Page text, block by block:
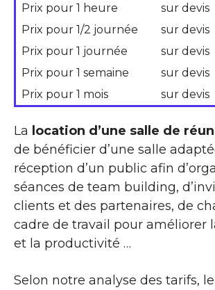
Prix pour 1 heure
sur devis
Prix pour 1/2 journée
sur devis
Prix pour 1 journée
sur devis
Prix pour 1 semaine
sur devis
Prix pour 1 mois
sur devis
La location d’une salle de
de bénéficier d’une salle
réception d’un public afin
séances de team building,
clients et des partenaires, de
cadre de travail pour améliorer
et la productivité …
Selon notre analyse des tarifs,